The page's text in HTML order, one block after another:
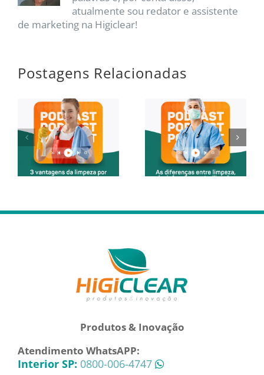
atualmente sou redator e assistente
de marketing na Higiclear!
Postagens Relacionadas
Produtos & Inovação
Atendimento WhatsAPP:
Interior SP: 0800-006-4747